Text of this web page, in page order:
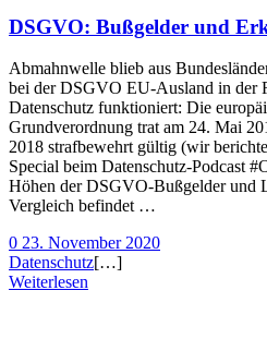
DSGVO: Bußgelder und
Abmahnwelle blieb aus
bei der DSGVO EU-Ausland in der
Datenschutz funktioniert: Die
Grundverordnung trat am 24. Mai
2018 strafbewehrt gültig (wir
Special beim Datenschutz-Podcast
Höhen der DSGVO-Bußgelder und
Vergleich befindet …
0 23. November 2020
Datenschutz[…]
Weiterlesen